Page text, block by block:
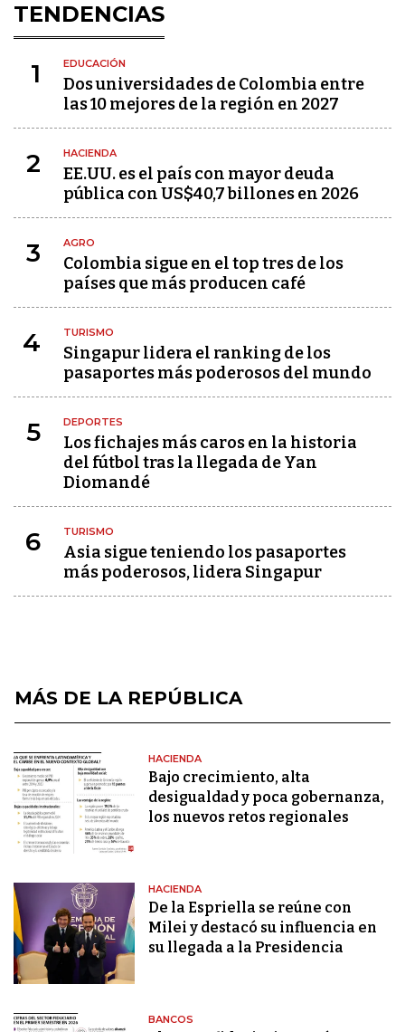
TENDENCIAS
1 EDUCACIÓN
Dos universidades de Colombia entre
las 10 mejores de la región en 2027
2 HACIENDA
EE.UU. es el país con mayor deuda
pública con US$40,7 billones en 2026
3 AGRO
Colombia sigue en el top tres de los
países que más producen café
4 TURISMO
Singapur lidera el ranking de los
pasaportes más poderosos del mundo
5 DEPORTES
Los fichajes más caros en la historia
del fútbol tras la llegada de Yan
Diomandé
6 TURISMO
Asia sigue teniendo los pasaportes
más poderosos, lidera Singapur
MÁS DE LA REPÚBLICA
HACIENDA
Bajo crecimiento, alta
desigualdad y poca gobernanza,
los nuevos retos regionales
HACIENDA
De la Espriella se reúne con
Milei y destacó su influencia en
su llegada a la Presidencia
BANCOS